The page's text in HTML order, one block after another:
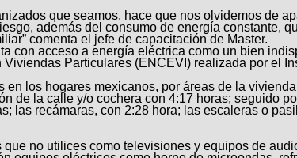
que seamos, hace que nos olvidemos de
además del consumo de energía constante,
comenta el jefe de capacitación de Master.
con acceso a energía eléctrica como un bien
Particulares (ENCEVI) realizada por el
los hogares mexicanos, por áreas de la
de la calle y/o cochera con 4:17 horas; seguido
las recámaras, con 2:28 hora; las escaleras o
no utilices como televisiones y equipos de